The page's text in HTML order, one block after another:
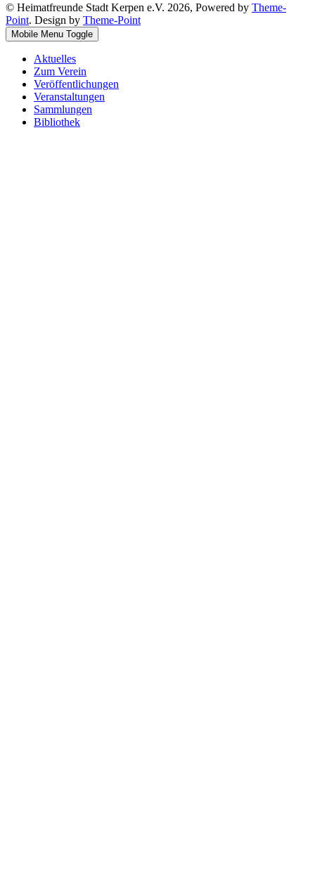
© Heimatfreunde Stadt Kerpen e.V. 2026, Powered by Theme-
Point. Design by Theme-Point
Mobile Menu Toggle
Aktuelles
Zum Verein
Veröffentlichungen
Veranstaltungen
Sammlungen
Bibliothek